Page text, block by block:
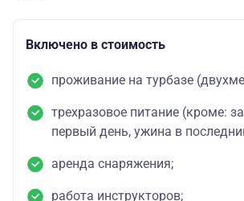
Включено в стоимость
проживание на турбазе
трехразовое питание (кроме:
первый день, ужина в
аренда снаряжения;
работа инструкторов;